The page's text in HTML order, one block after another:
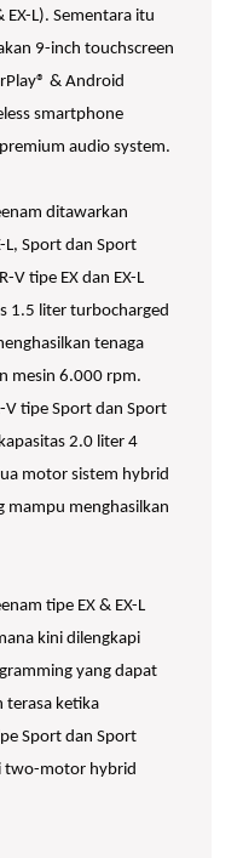
L). Sementara itu
9-inch touchscreen
& Android
smartphone
audio system.
ditawarkan
L, Sport dan Sport
V tipe EX dan EX-L
1.5 liter turbocharged
tenaga
mesin 6.000 rpm.
V tipe Sport dan Sport
2.0 liter 4
motor sistem hybrid
menghasilkan
tipe EX & EX-L
kini dilengkapi
yang dapat
terasa ketika
Sport dan Sport
two-motor hybrid